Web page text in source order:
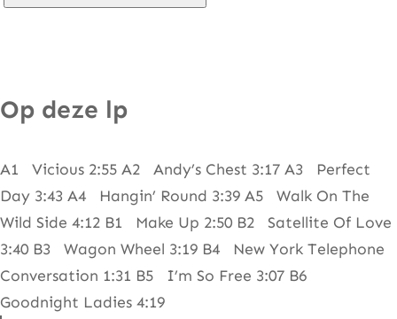
e
–
T
r
a
n
s
Op deze lp
A1 Vicious 2:55 A2 Andy’s Chest 3:17 A3 Perfect
Day 3:43 A4 Hangin’ Round 3:39 A5 Walk On The
Wild Side 4:12 B1 Make Up 2:50 B2 Satellite Of Love
3:40 B3 Wagon Wheel 3:19 B4 New York Telephone
Conversation 1:31 B5 I’m So Free 3:07 B6
Goodnight Ladies 4:19